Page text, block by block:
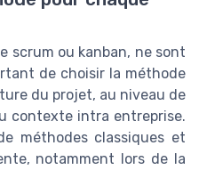
scrum ou kanban, ne sont
de choisir la méthode
du projet, au niveau de
contexte intra entreprise.
méthodes classiques et
notamment lors de la